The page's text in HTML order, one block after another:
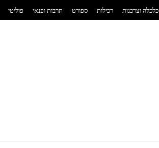
כלכלה וצרכנות רכילות ספורט תרבות ופנאי פוליטי